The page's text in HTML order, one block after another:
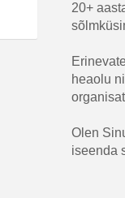
20+
heaolu
Olen
iseenda